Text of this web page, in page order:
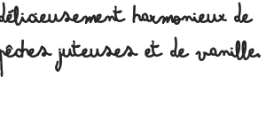
HARMONIEUX DE
JUTEUSES ET DE VANILLE.